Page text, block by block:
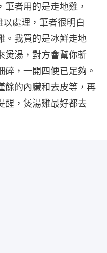
者用的是走地雞，
處理，筆者很明白
。我買的是冰鮮走地
煲湯，對方會幫你斬
，一開四便已足夠。
餘的內臟和去皮等，再
醒，煲湯雞最好都去